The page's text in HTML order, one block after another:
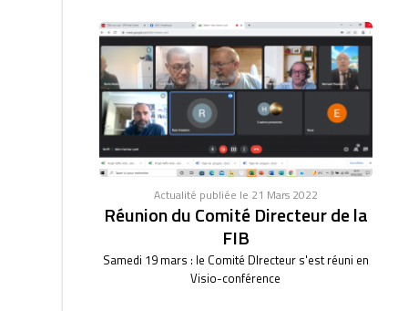
Actualité publiée le 21 Mars 2022
Réunion du Comité Directeur de la
FIB
Samedi 19 mars : le Comité DIrecteur s'est réuni en
Visio-conférence